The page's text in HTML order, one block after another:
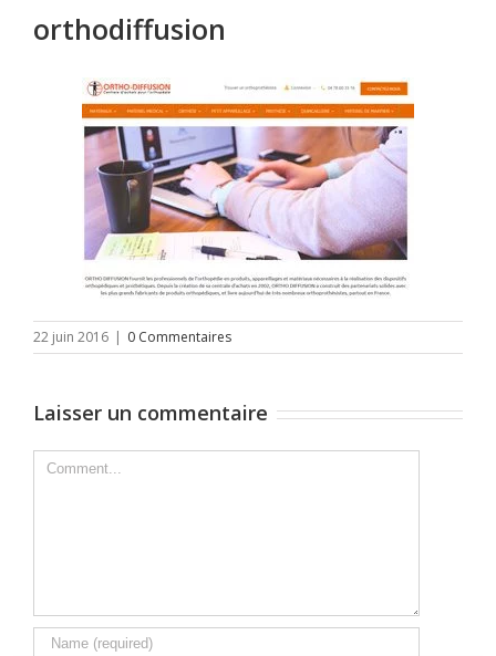
orthodiffusion
22 juin 2016 | 0 Commentaires
Laisser un commentaire
Comment